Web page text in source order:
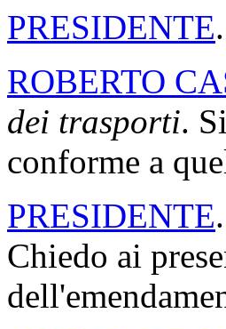
PRESIDENTE
ROBERTO
dei trasporti.
conforme a
PRESIDENTE
Chiedo ai